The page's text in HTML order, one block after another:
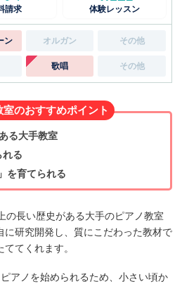
請求 体験レッスン
ン オルガン その他
歌唱 その他
のおすすめポイント
る大手教室
れる
を育てられる
の長い歴史がある大手のピアノ教室
に研究開発し、質にこだわった教材で
てくれます。
アノを始められるため、小さい頃か